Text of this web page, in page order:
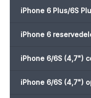
iPhone 6 Plus/6S
iPhone 6
iPhone 6/6S (4,7")
iPhone 6/6S (4,7")